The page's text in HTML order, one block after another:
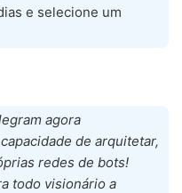
e selecione um
agora
de arquitetar,
redes de bots!
todo visionário a